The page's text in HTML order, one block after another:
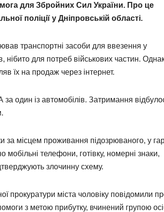
для Збройних Сил України. Про це
поліції у Дніпровській області.
транспортні засоби для ввезення у
для потреб військових частин.
їх на продаж через інтернет.
один із автомобілів. Затримання
за місцем проживання підозрюваного, у
мобільні телефони, готівку, номерні знаки,
злочинну схему.
прокуратури міста чоловіку повідомили
з метою прибутку, вчинений групою